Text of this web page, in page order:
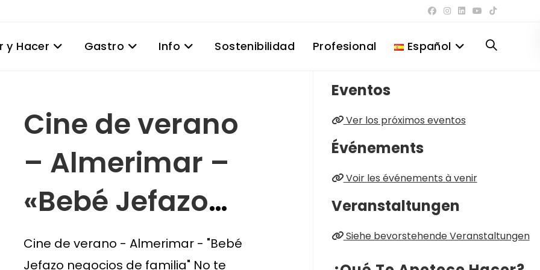
y Hacer Gastro Info Sostenibilidad Profesional Español Alternar
web
Cine de verano
– Almerimar –
«Bebé Jefazo
negocios de
Cine de verano - Almerimar - "Bebé
Jefazo negocios de familia" No te
Eventos
Ver los próximos eventos
Événements
Voir les événements à venir
Veranstaltungen
Siehe bevorstehende Veranstaltungen